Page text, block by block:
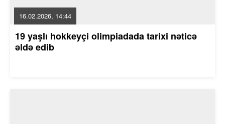
16.02.2026, 14:44
19 yaşlı hokkeyçi olimpiadada tarixi nəticə
əldə edib